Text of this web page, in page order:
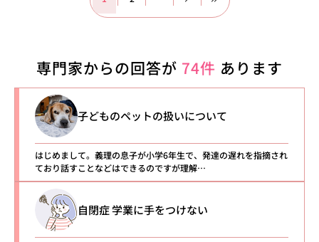
専門家からの回答が 74件 あります
子どものペットの扱いについて
はじめまして。義理の息子が小学6年生で、発達の遅れを指摘され
ており話すことなどはできるのですが理解…
自閉症 学業に手をつけない